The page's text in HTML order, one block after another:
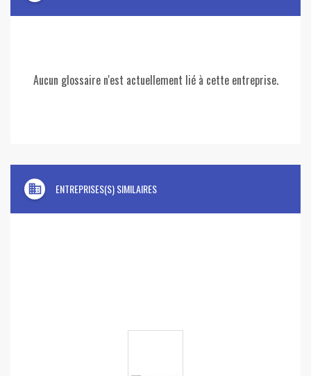
Aucun glossaire n'est actuellement lié à cette entreprise.
domain ENTREPRISES(S) SIMILAIRES